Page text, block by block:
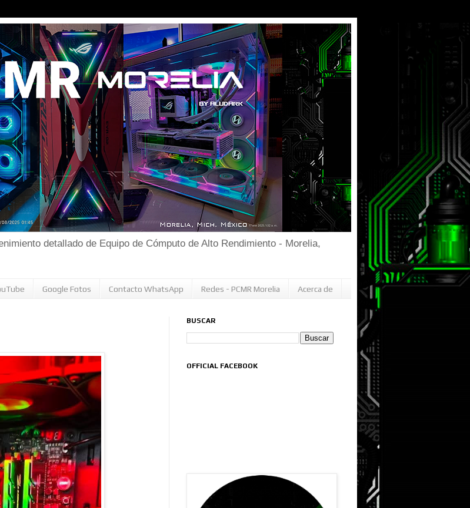
detallado de Equipo de Cómputo de Alto Rendimiento - Morelia,
Google Fotos Contacto WhatsApp Redes - PCMR Morelia Acerca de
BUSCAR
OFFICIAL FACEBOOK